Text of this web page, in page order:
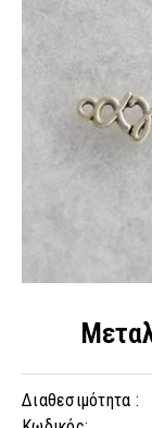
Διαθεσιμότητα :